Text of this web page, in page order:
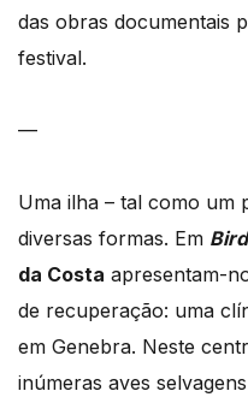
das obras documentais
festival.
—
Uma ilha – tal como um
diversas formas. Em
da Costa apresentam-
de recuperação: uma
em Genebra. Neste
inúmeras aves